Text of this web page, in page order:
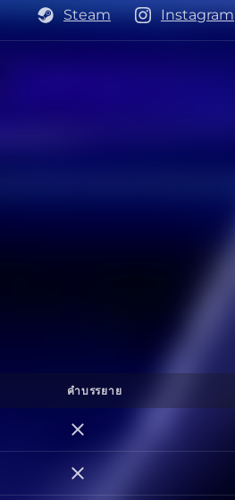
ลิงก์
Steam
Instagram
คำบรรยาย
อังกฤษ
ฝรั่งเศส